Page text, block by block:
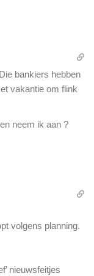
bankiers hebben
vakantie om flink
neem ik aan ?
volgens planning.
nieuwsfeitjes